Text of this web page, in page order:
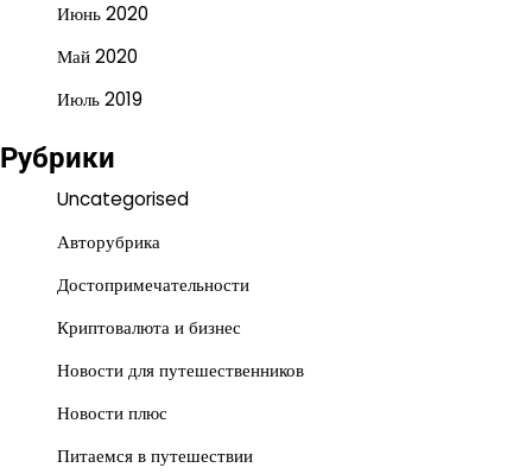
Июнь 2020
Май 2020
Июль 2019
Рубрики
Uncategorised
Авторубрика
Достопримечательности
Криптовалюта и бизнес
Новости для путешественников
Новости плюс
Питаемся в путешествии